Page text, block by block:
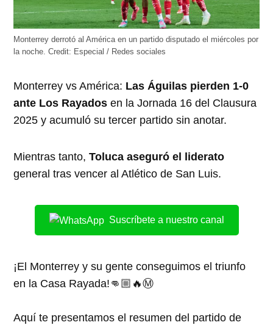
Monterrey derrotó al América en un partido disputado el miércoles por
la noche.Credit: Especial / Redes sociales
Monterrey vs América: Las Águilas pierden 1-0
ante Los Rayados en la Jornada 16 del Clausura
2025 y acumuló su tercer partido sin anotar.
Mientras tanto, Toluca aseguró el liderato
general tras vencer al Atlético de San Luis.
Suscríbete a nuestro canal
¡El Monterrey y su gente conseguimos el triunfo
en la Casa Rayada!👊🏼🔥Ⓜ️
Aquí te presentamos el resumen del partido de